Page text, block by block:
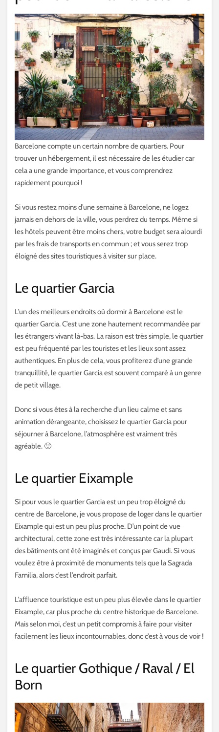
Barcelone compte un certain nombre de quartiers. Pour
trouver un hébergement, il est nécessaire de les étudier car
cela a une grande importance, et vous comprendrez
rapidement pourquoi !
Si vous restez moins d’une semaine à Barcelone, ne logez
jamais en dehors de la ville, vous perdrez du temps. Même si
les hôtels peuvent être moins chers, votre budget sera alourdi
par les frais de transports en commun ; et vous serez trop
éloigné des sites touristiques à visiter sur place.
Le quartier Garcia
L’un des meilleurs endroits où dormir à Barcelone est le
quartier Garcia. C’est une zone hautement recommandée par
les étrangers vivant là-bas. La raison est très simple, le quartier
est peu fréquenté par les touristes et les lieux sont assez
authentiques. En plus de cela, vous profiterez d’une grande
tranquillité, le quartier Garcia est souvent comparé à un genre
de petit village.
Donc si vous êtes à la recherche d’un lieu calme et sans
animation dérangeante, choisissez le quartier Garcia pour
séjourner à Barcelone, l’atmosphère est vraiment très
agréable. 🙂
Le quartier Eixample
Si pour vous le quartier Garcia est un peu trop éloigné du
centre de Barcelone, je vous propose de loger dans le quartier
Eixample qui est un peu plus proche. D’un point de vue
architectural, cette zone est très intéressante car la plupart
des bâtiments ont été imaginés et conçus par Gaudi. Si vous
voulez être à proximité de monuments tels que la Sagrada
Familia, alors c’est l’endroit parfait.
L’affluence touristique est un peu plus élevée dans le quartier
Eixample, car plus proche du centre historique de Barcelone.
Mais selon moi, c’est un petit compromis à faire pour visiter
facilement les lieux incontournables, donc c’est à vous de voir !
Le quartier Gothique / Raval / El
Born